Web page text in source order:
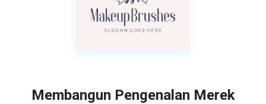
Membangun Pengenalan Merek